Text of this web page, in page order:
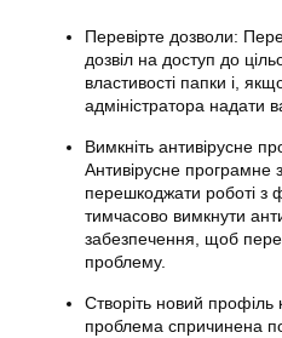
Перевірте дозволи:
дозвіл на доступ до
властивості папки і,
адміністратора надати
Вимкніть антивірусне
Антивірусне програмне
перешкоджати роботі
тимчасово вимкнути
забезпечення, щоб
проблему.
Створіть новий
проблема спричинена